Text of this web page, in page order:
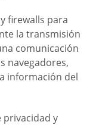
firewalls para
la transmisión
comunicación
navegadores,
información del
privacidad y